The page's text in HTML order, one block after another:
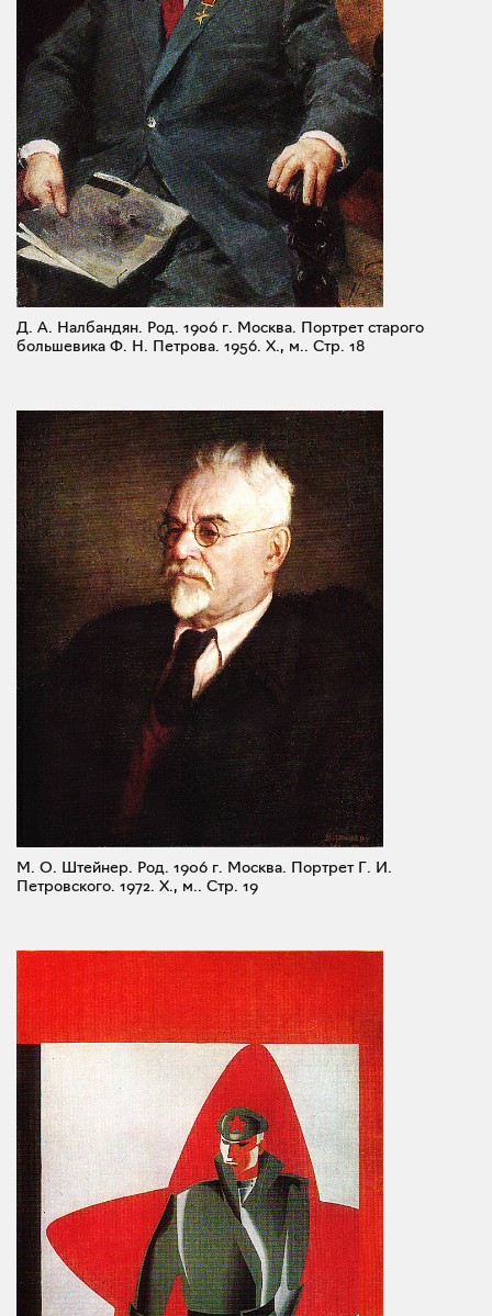
Д. А. Налбандян. Род. 1906 г. Москва. Портрет старого
большевика Ф. Н. Петрова. 1956. X., м.. Стр. 18
М. О. Штейнер. Род. 1906 г. Москва. Портрет Г. И.
Петровского. 1972. X., м.. Стр. 19